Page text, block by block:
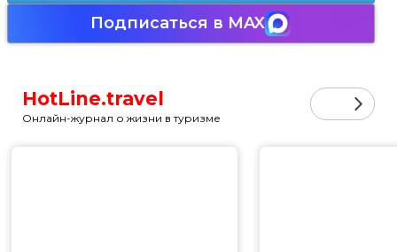
Подписаться в MAX
HotLine.travel
Онлайн-журнал о жизни в туризме